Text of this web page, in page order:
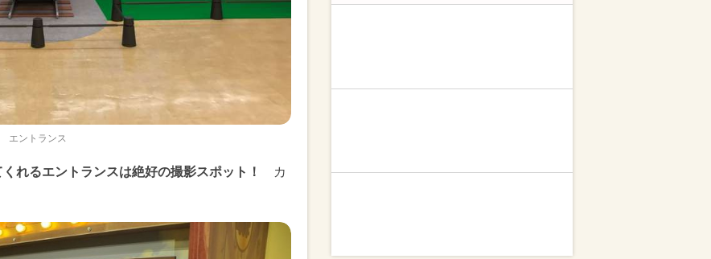
エントランス
れるエントランスは絶好の撮影スポット！
カ